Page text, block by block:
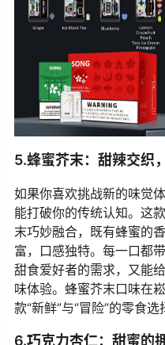
5.蜂蜜芥末：甜辣交织
如果你喜欢挑战新的味觉
能打破你的传统认知。这
末巧妙融合，既有蜂蜜的
富，口感独特。每一口都
甜食爱好者的需求，又能
味体验。蜂蜜芥末口味在
款“新鲜”与“冒险”的零食选
6.巧克力杏仁：甜蜜的